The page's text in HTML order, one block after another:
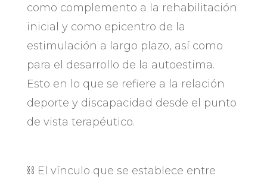
como complemento a la rehabilitación
inicial y como epicentro de la
estimulación a largo plazo, así como
para el desarrollo de la autoestima.
Esto en lo que se refiere a la relación
deporte y discapacidad desde el punto
de vista terapéutico.
⛓️​ El vínculo que se establece entre